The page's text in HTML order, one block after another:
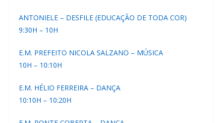
ANTONIELE – DESFILE (EDUCAÇÃO DE TODA COR)
9:30H – 10H
E.M. PREFEITO NICOLA SALZANO – MÚSICA
10H – 10:10H
E.M. HÉLIO FERREIRA – DANÇA
10:10H – 10:20H